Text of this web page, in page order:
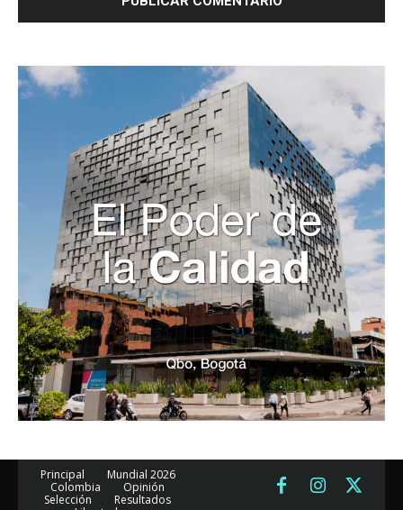
Principal
Mundial 2026
Colombia
Opinión
Selección
Resultados